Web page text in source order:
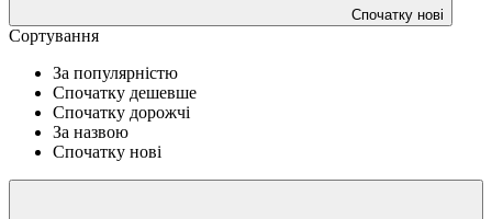
Спочатку нові
Сортування
За популярністю
Спочатку дешевше
Спочатку дорожчі
За назвою
Спочатку нові